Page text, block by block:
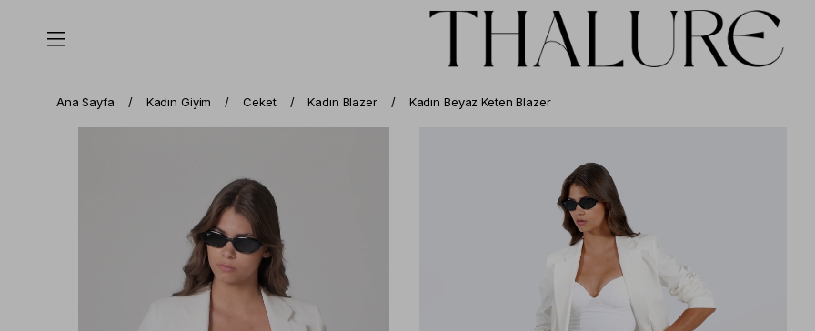
Ana Sayfa Kadın Giyim Ceket Kadın Blazer Kadın Beyaz Keten Blazer